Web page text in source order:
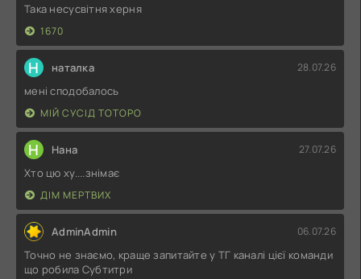
Така несусвітня херня
1670
Н наталка 28.07.26
мені сподобалось
МІЙ СУСІД ТОТОРО
Н Нана 27.07.26
Хто цю ху....знімає
ДІМ МЕРТВИХ
AdminAdmin 06.07.26
Точно не знаємо, краще запитайте у ТГ каналі цієї команди
що робила Субтитри